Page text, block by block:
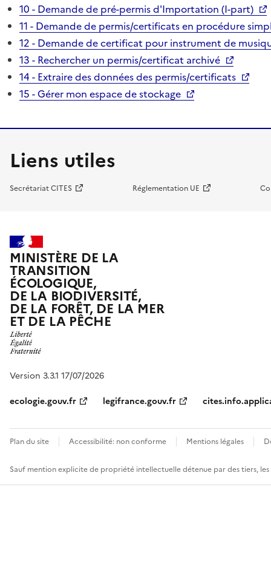
10 - Demande de pré-permis d'Importation (I-part)
11 - Demande de permis/certificats en procédure
12 - Demande de certificat pour instrument de
13 - Rechercher un permis/certificat archivé
14 - Extraire des données des permis/certificats
15 - Gérer mon espace de stockage
Liens utiles
Secrétariat CITES Réglementation UE
MINISTÈRE DE LA
TRANSITION
ÉCOLOGIQUE,
DE LA BIODIVERSITÉ,
DE LA FORÊT, DE LA MER
ET DE LA PÊCHE
Version 3.3.1 17/07/2026
ecologie.gouv.fr
legifrance.gouv.fr
Plan du site Accessibilité: non conforme Mentions légales
Sauf mention explicite de propriété intellectuelle détenue par des tiers,